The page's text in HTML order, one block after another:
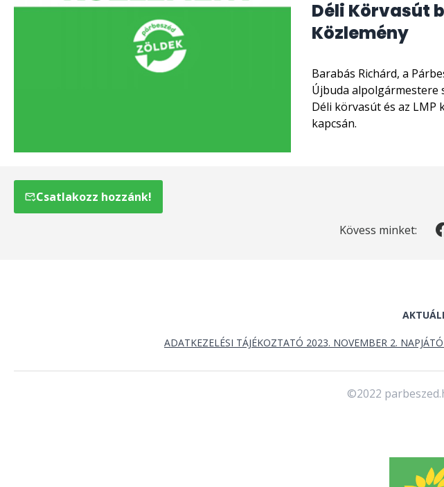
Déli Körvasút
Közlemény
Barabás Richárd, a
Újbuda
Déli körvasút és az LMP
kapcsán.
Csatlakozz hozzánk!
Kövess minket:
ADATKEZELÉSI TÁJÉKOZTATÓ 2023. NOVEMBER 2.
©2022